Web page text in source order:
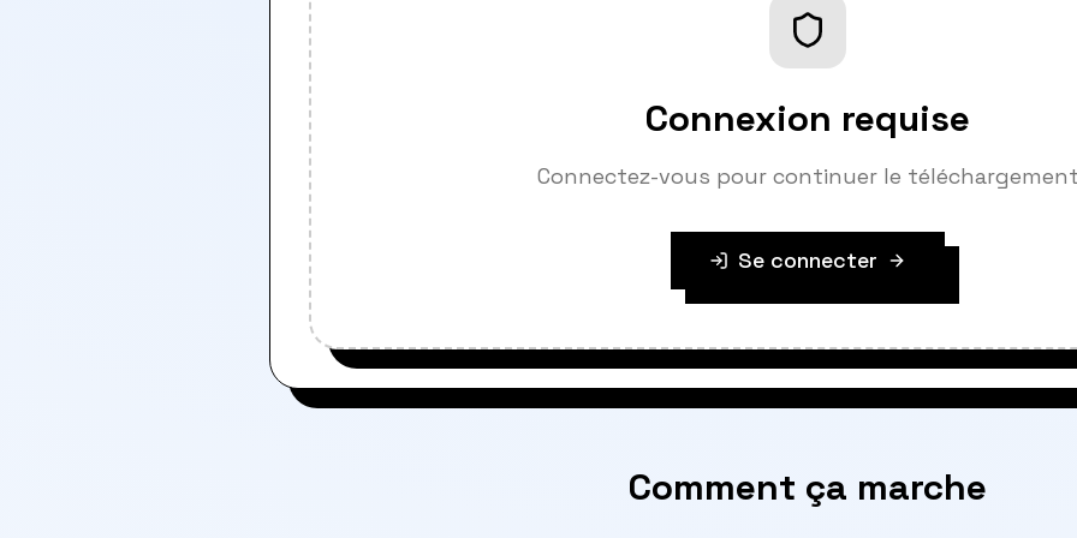
Connexion requise
Connectez-vous pour continuer le
Se connecter
Comment ça marche